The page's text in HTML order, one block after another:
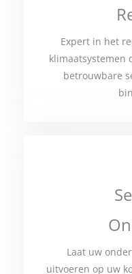
Expert in het
klimaatsystemen
betrouwbare
Laat uw
uitvoeren op uw